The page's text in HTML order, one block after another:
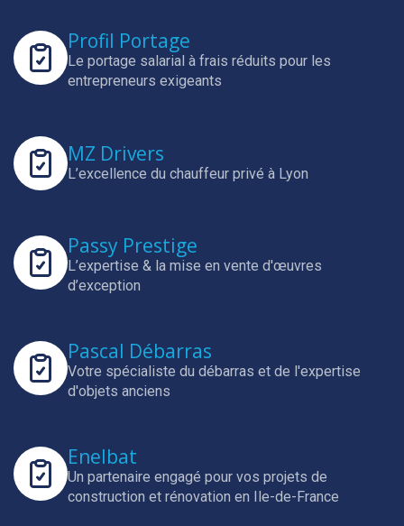
Profil Portage
Le portage salarial à frais réduits pour les
entrepreneurs exigeants
MZ Drivers
L’excellence du chauffeur privé à Lyon
Passy Prestige
L’expertise & la mise en vente d'œuvres
d’exception
Pascal Débarras
Votre spécialiste du débarras et de l'expertise
d'objets anciens
Enelbat
Un partenaire engagé pour vos projets de
construction et rénovation en Ile-de-France